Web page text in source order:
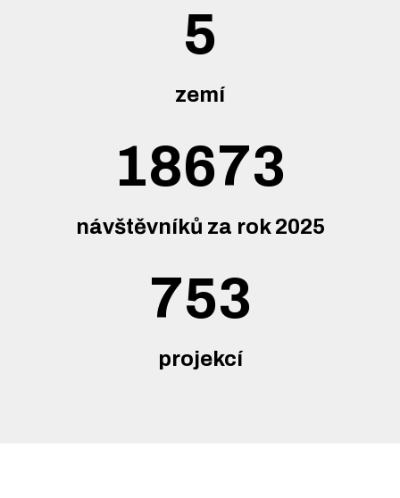
5
zemí
18673
návštěvníků za rok 2025
753
projekcí